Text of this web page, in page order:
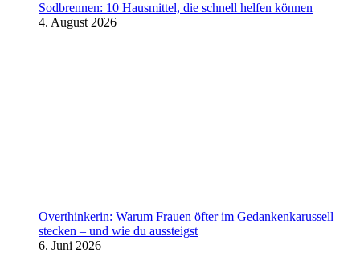
Sodbrennen: 10 Hausmittel, die schnell helfen können
4. August 2026
Overthinkerin: Warum Frauen öfter im Gedankenkarussell
stecken – und wie du aussteigst
6. Juni 2026